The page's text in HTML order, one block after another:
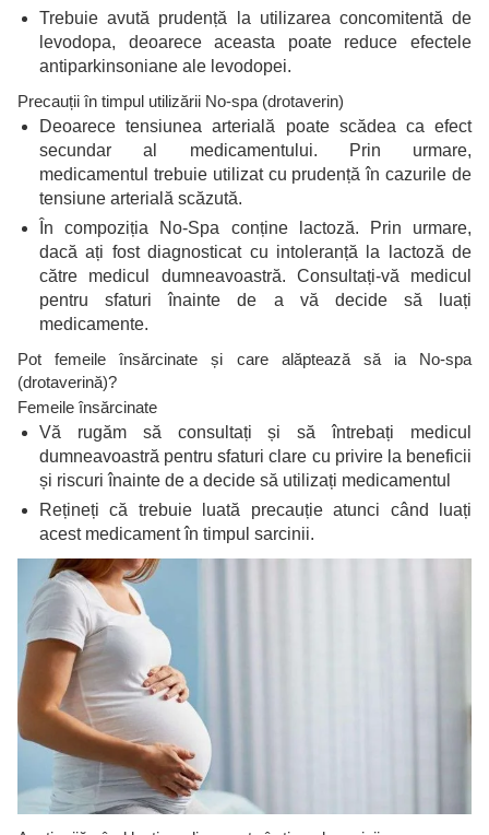
Trebuie avută prudență la utilizarea concomitentă de
levodopa, deoarece aceasta poate reduce efectele
antiparkinsoniane ale levodopei.
Precauții în timpul utilizării No-spa (drotaverin)
Deoarece tensiunea arterială poate scădea ca efect
secundar al medicamentului. Prin urmare,
medicamentul trebuie utilizat cu prudență în cazurile de
tensiune arterială scăzută.
În compoziția No-Spa conține lactoză. Prin urmare,
dacă ați fost diagnosticat cu intoleranță la lactoză de
către medicul dumneavoastră. Consultați-vă medicul
pentru sfaturi înainte de a vă decide să luați
medicamente.
Pot femeile însărcinate și care alăptează să ia No-spa
(drotaverină)?
Femeile însărcinate
Vă rugăm să consultați și să întrebați medicul
dumneavoastră pentru sfaturi clare cu privire la beneficii
și riscuri înainte de a decide să utilizați medicamentul
Rețineți că trebuie luată precauție atunci când luați
acest medicament în timpul sarcinii.